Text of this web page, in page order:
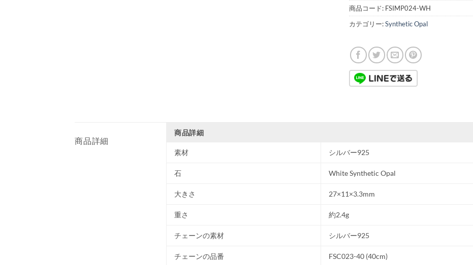
商品コード: FSIMP024-WH
カテゴリー:Synthetic Opal
商品詳細
商品詳細
素材 シルバー925
石 White Synthetic Opal
大きさ 27×11×3.3mm
重さ 約2.4g
チェーンの素材 シルバー925
チェーンの品番 FSC023-40 (40cm)